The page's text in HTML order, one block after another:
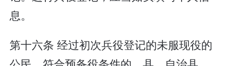
息。
第十六条 经过初次兵役登记的未服现役的